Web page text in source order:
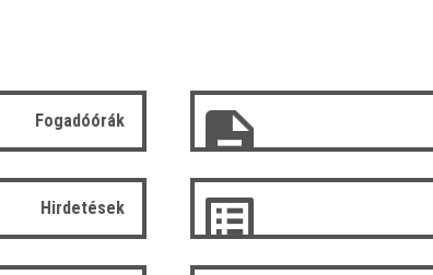
Fogadóórák
Hirdetések